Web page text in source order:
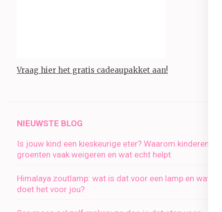
Vraag hier het gratis cadeaupakket aan!
NIEUWSTE BLOG
Is jouw kind een kieskeurige eter? Waarom kinderen
groenten vaak weigeren en wat echt helpt
Himalaya zoutlamp: wat is dat voor een lamp en wat
doet het voor jou?